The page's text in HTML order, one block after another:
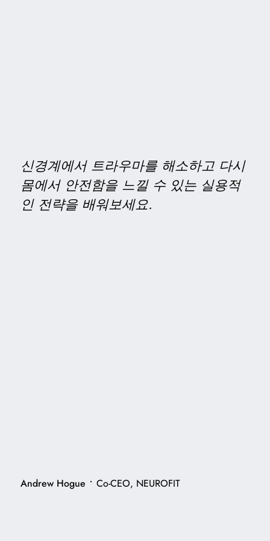
신경계에서 트라우마를 해소하고 다시
몸에서 안전함을 느낄 수 있는 실용적
인 전략을 배워보세요.
Andrew Hogue • Co-CEO, NEUROFIT